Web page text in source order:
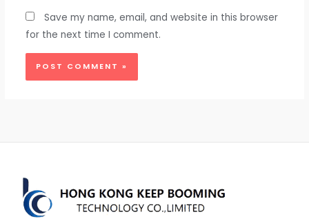
Save my name, email, and website in this browser
for the next time I comment.